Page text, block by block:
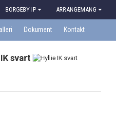
BORGEBY IP ARRANGEMANG
Dokument Kontakt
svart